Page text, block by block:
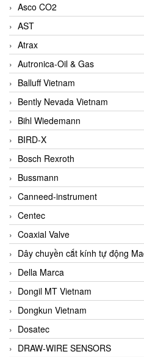
Asco CO2
AST
Atrax
Autronica-Oil & Gas
Balluff Vietnam
Bently Nevada Vietnam
Bihl Wiedemann
BIRD-X
Bosch Rexroth
Bussmann
Canneed-instrument
Centec
Coaxial Valve
Dây chuyền cắt kính tự động
Della Marca
Dongil MT Vietnam
Dongkun Vietnam
Dosatec
DRAW-WIRE SENSORS